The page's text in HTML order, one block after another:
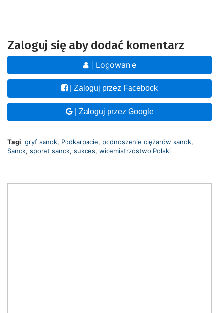
Zaloguj się aby dodać komentarz
| Logowanie
| Zaloguj przez Facebook
| Zaloguj przez Google
Tagi: gryf sanok, Podkarpacie, podnoszenie ciężarów sanok,
Sanok, sporet sanok, sukces, wicemistrzostwo Polski